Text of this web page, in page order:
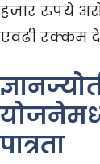
हजार रुपये
एवढी रक्कम
पात्रता